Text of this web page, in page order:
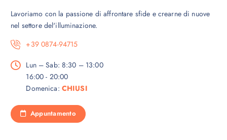
Lavoriamo con la passione di affrontare sfide e crearne di nuove
nel settore del'illuminazione.
+39 0874-94715
Lun – Sab: 8:30 – 13:00
16:00 - 20:00
Domenica: CHIUSI
Appuntamento